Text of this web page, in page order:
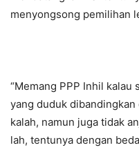
menyongsong pemilihan
“Memang PPP Inhil kalau
yang duduk
kalah, namun juga tidak
lah, tentunya dengan